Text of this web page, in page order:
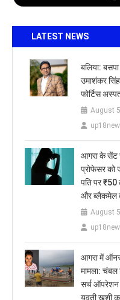
LATEST NEWS
बलिया:
उमाशंकर
फोर्टिस
August
आगरा के सेंट
प्रोफेसर को
पति पर ₹50
और ब्लैकमेल
August
आगरा में
मामला: चंबल
सर्च ऑपरेशन
युवती खुशी